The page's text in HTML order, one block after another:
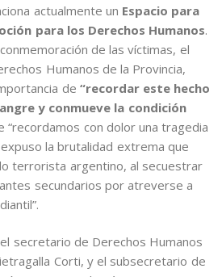
actualmente un Espacio para
para los Derechos Humanos.
de las víctimas, el
Humanos de la Provincia,
de “recordar este hecho
y conmueve la condición
“recordamos con dolor una tragedia
la brutalidad extrema que
terrorista argentino, al secuestrar
secundarios por atreverse a
secretario de Derechos Humanos
Corti, y el subsecretario de